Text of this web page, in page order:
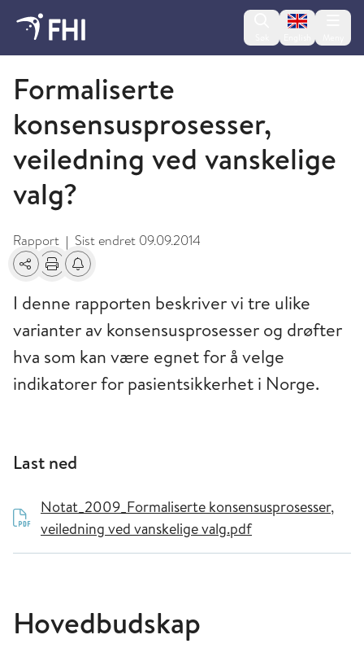
Change
2009 og eldre publikasjoner fra FHI
Formaliserte
konsensusprosesser,
veiledning ved vanskelige
valg?
Rapport | Sist endret 09.09.2014
Del Skriv utFå varsel om endringer
I denne rapporten beskriver vi tre ulike
varianter av konsensusprosesser og drøfter
hva som kan være egnet for å velge
indikatorer for pasientsikkerhet i Norge.
Last ned
Notat_2009_Formaliserte konsensusprosesser,
veiledning ved vanskelige valg.pdf
Hovedbudskap